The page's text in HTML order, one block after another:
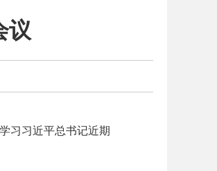
议
习习近平总书记近期